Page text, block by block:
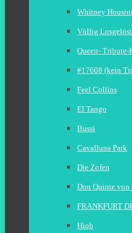
Whitney
Völlig
Queen- Tribute-
#17608 (kein
Feel Collins
El Tango
Bussi
Cavalluna Park
Die Zofen
Don Quinte von
FRANKFURT
Hiob